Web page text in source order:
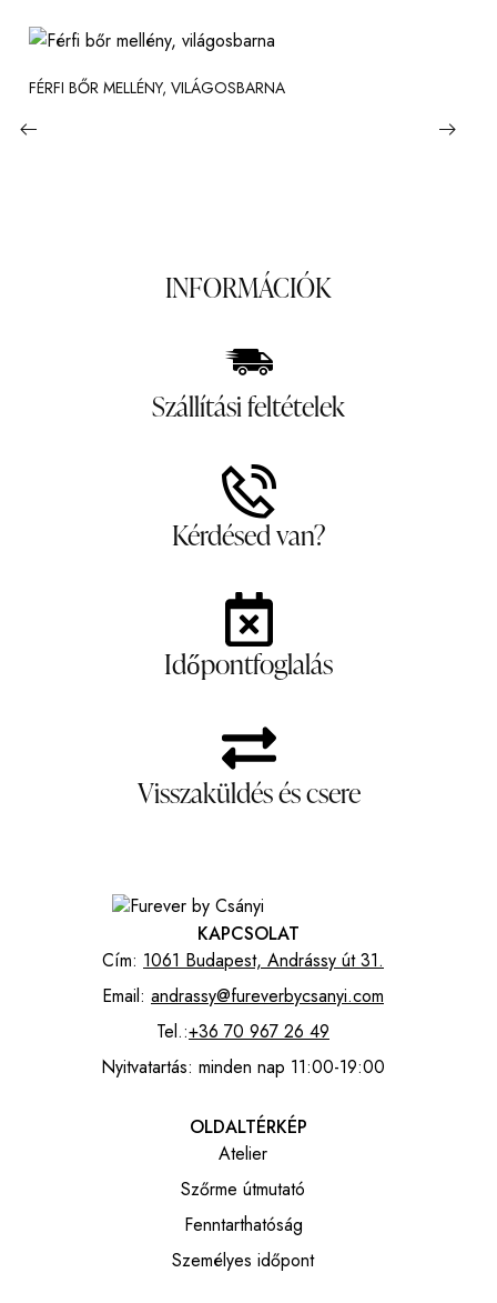
FÉRFI BŐR MELLÉNY, VILÁGOSBARNA
INFORMÁCIÓK
Szállítási feltételek
Kérdésed van?
Időpontfoglalás
Visszaküldés és csere
KAPCSOLAT
Cím: 1061 Budapest, Andrássy út 31.
Email: andrassy@fureverbycsanyi.com
Tel.:+36 70 967 26 49
Nyitvatartás: minden nap 11:00-19:00
OLDALTÉRKÉP
Atelier
Szőrme útmutató
Fenntarthatóság
Személyes időpont